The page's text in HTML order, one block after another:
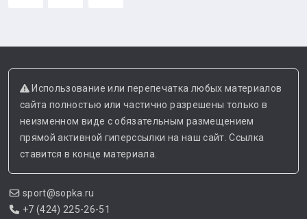
Использование или перепечатка любых материалов
сайта полностью или частично разрешены только в
неизменном виде с обязательным размещением
прямой активной гиперссылки на наш сайт. Ссылка
ставится в конце материала.
sport@sopka.ru
+7 (424) 225-26-51